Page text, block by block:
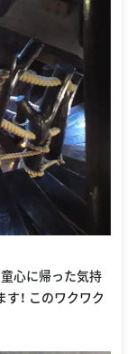
心に帰った気持
！ このワクワク